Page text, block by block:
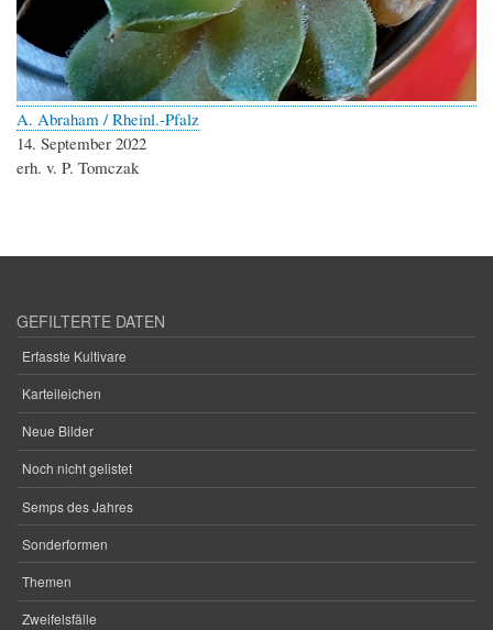
A. Abraham / Rheinl.-Pfalz
14. September 2022
erh. v. P. Tomczak
GEFILTERTE DATEN
Erfasste Kultivare
Karteileichen
Neue Bilder
Noch nicht gelistet
Semps des Jahres
Sonderformen
Themen
Zweifelsfälle